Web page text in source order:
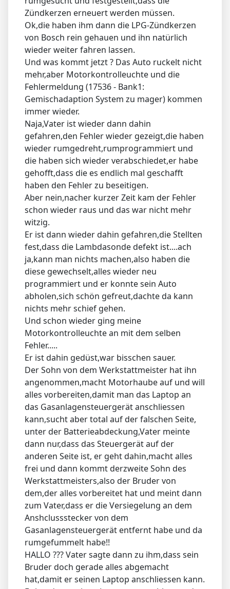
Zündkerzen erneuert werden müssen.
Ok,die haben ihm dann die LPG-Zündkerzen
von Bosch rein gehauen und ihn natürlich
wieder weiter fahren lassen.
Und was kommt jetzt ? Das Auto ruckelt nicht
mehr,aber Motorkontrolleuchte und die
Fehlermeldung (17536 - Bank1:
Gemischadaption System zu mager) kommen
immer wieder.
Naja,Vater ist wieder dann dahin
gefahren,den Fehler wieder gezeigt,die haben
wieder rumgedreht,rumprogrammiert und
die haben sich wieder verabschiedet,er habe
gehofft,dass die es endlich mal geschafft
haben den Fehler zu beseitigen.
Aber nein,nacher kurzer Zeit kam der Fehler
schon wieder raus und das war nicht mehr
witzig.
Er ist dann wieder dahin gefahren,die Stellten
fest,dass die Lambdasonde defekt ist....ach
ja,kann man nichts machen,also haben die
diese gewechselt,alles wieder neu
programmiert und er konnte sein Auto
abholen,sich schön gefreut,dachte da kann
nichts mehr schief gehen.
Und schon wieder ging meine
Motorkontrolleuchte an mit dem selben
Fehler.....
Er ist dahin gedüst,war bisschen sauer.
Der Sohn von dem Werkstattmeister hat ihn
angenommen,macht Motorhaube auf und will
alles vorbereiten,damit man das Laptop an
das Gasanlagensteuergerät anschliessen
kann,sucht aber total auf der falschen Seite,
unter der Batterieabdeckung,Vater meinte
dann nur,dass das Steuergerät auf der
anderen Seite ist, er geht dahin,macht alles
frei und dann kommt derzweite Sohn des
Werkstattmeisters,also der Bruder von
dem,der alles vorbereitet hat und meint dann
zum Vater,dass er die Versiegelung an dem
Anshclussstecker von dem
Gasanlagensteuergerät entfernt habe und da
rumgefummelt habe!!
HALLO ??? Vater sagte dann zu ihm,dass sein
Bruder doch gerade alles abgemacht
hat,damit er seinen Laptop anschliessen kann.